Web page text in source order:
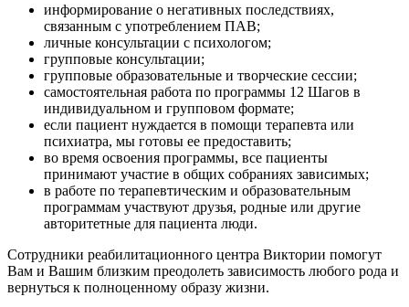
информирование о негативных последствиях,
связанным с употреблением ПАВ;
личные консультации с психологом;
групповые консультации;
групповые образовательные и творческие сессии;
самостоятельная работа по программы 12 Шагов в
индивидуальном и групповом формате;
если пациент нуждается в помощи терапевта или
психиатра, мы готовы ее предоставить;
во время освоения программы, все пациенты
принимают участие в общих собраниях зависимых;
в работе по терапевтическим и образовательным
программам участвуют друзья, родные или другие
авторитетные для пациента люди.
Сотрудники реабилитационного центра Виктории помогут
Вам и Вашим близким преодолеть зависимость любого рода и
вернуться к полноценному образу жизни.